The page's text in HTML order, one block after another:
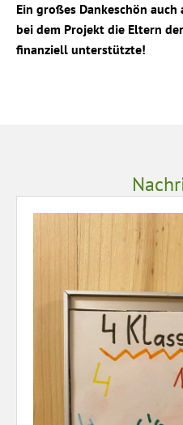
Ein großes Dankeschön
bei dem Projekt die Eltern
finanziell unterstützte!